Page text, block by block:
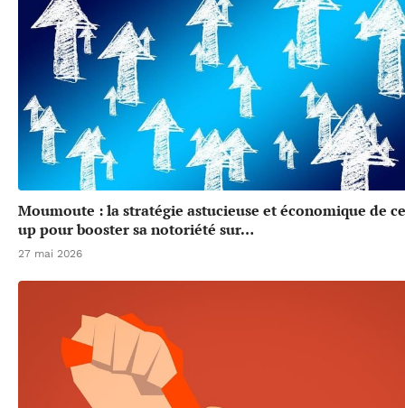
Moumoute : la stratégie astucieuse et économique de
up pour booster sa notoriété sur…
27 mai 2026